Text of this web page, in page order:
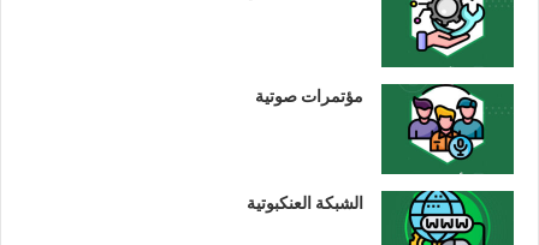
مؤتمرات صوتية
الشبكة العنكبوتية